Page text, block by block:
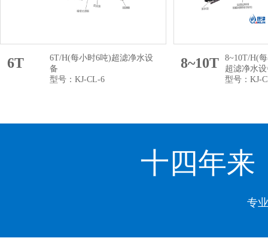
6T
6T/H(每小时6吨)超滤净水设
备
型号：KJ-CL-6
8~10T
8~10T/H(
超滤净水
型号：KJ-
十四年来
专